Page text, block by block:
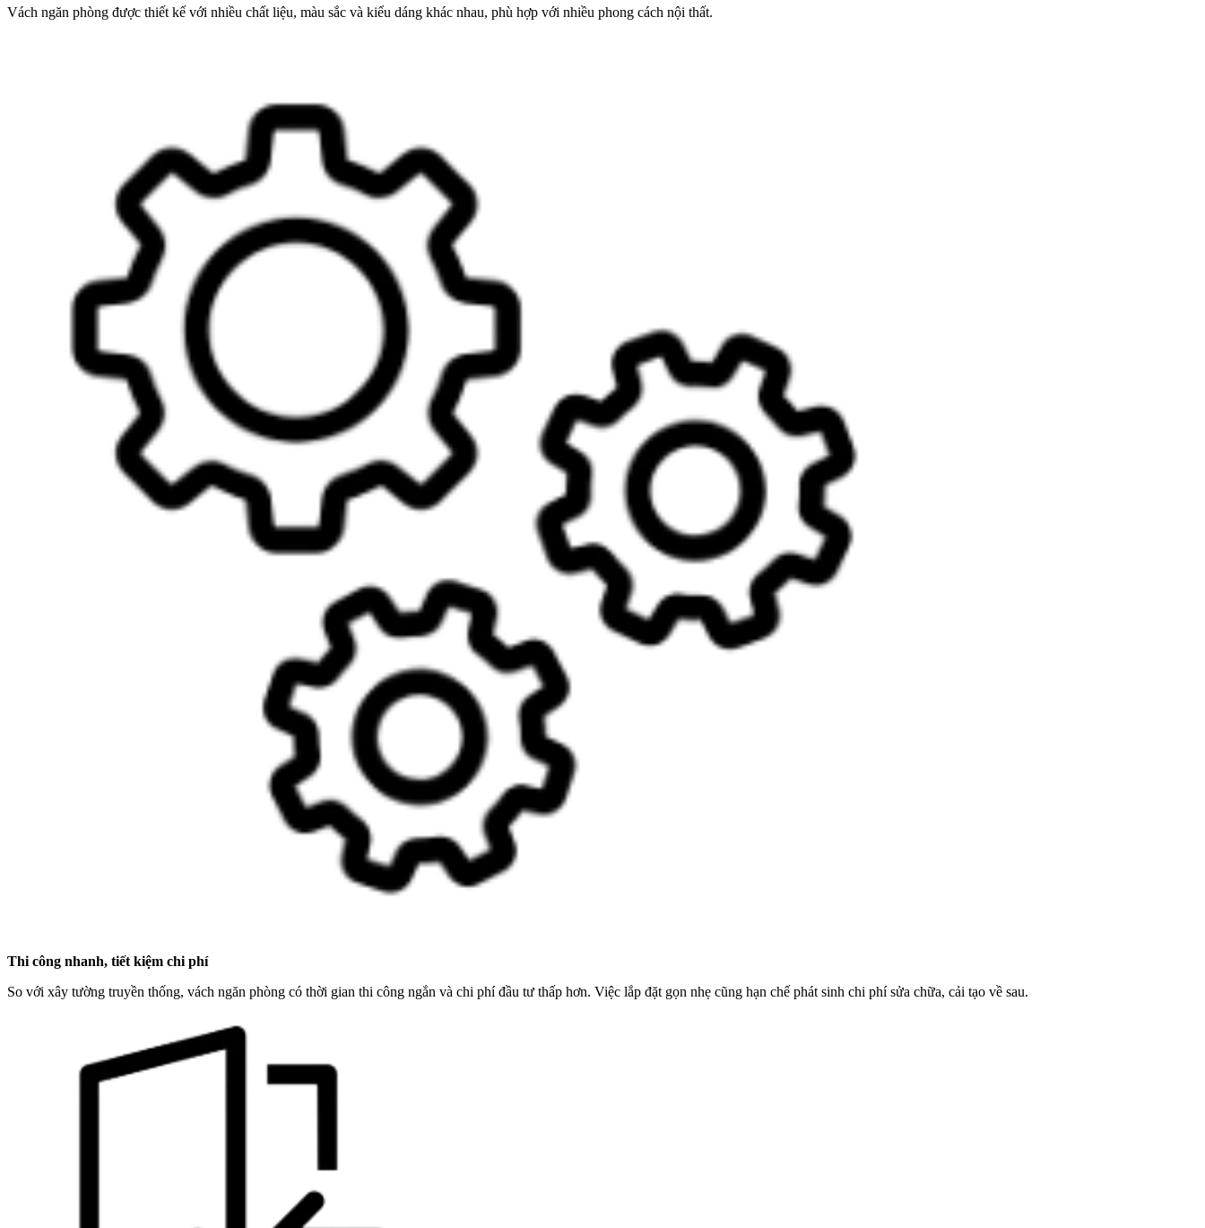
Vách ngăn phòng được thiết kế với nhiều chất liệu, màu sắc và kiểu dáng khác nhau, phù hợp với nhiều phong cách nội thất.
Thi công nhanh, tiết kiệm chi phí
So với xây tường truyền thống, vách ngăn phòng có thời gian thi công ngắn và chi phí đầu tư thấp hơn. Việc lắp đặt gọn nhẹ cũng hạn chế phát sinh chi phí sửa chữa, cải tạo về sau.